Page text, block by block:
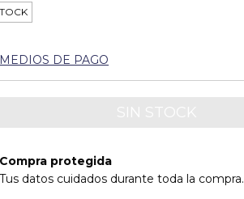
DE PAGO
Compra protegida
Tus datos cuidados durante toda la compra.